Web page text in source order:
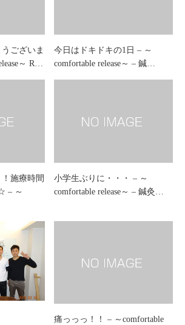
ございま
～ R…
今日はドキドキの1日 – ～
comfortable release～ – 鍼…
施療時間
– ～
小学生ぶりに・・・ – ～
comfortable release～ – 鍼灸…
痛っっっ！！ – ～comfortable